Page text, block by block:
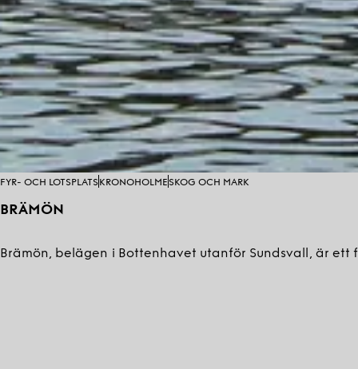
FYR- OCH LOTSPLATS KRONOHOLME SKOG OCH MARK
BRÄMÖN
Brämön, belägen i Bottenhavet utanför Sundsvall, är